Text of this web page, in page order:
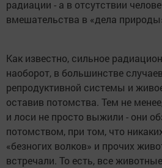
радиации - а в отсутствии
вмешательства в «дела
Как известно, сильное
наоборот, в большинстве
репродуктивной системы и
оставив потомства. Тем не
и лоси не просто выжили - они
потомством, при том, что
«безногих волков» и прочих
встречали. То есть, все